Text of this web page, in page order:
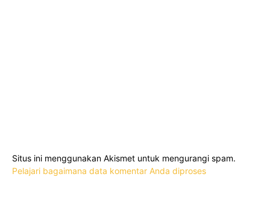
Situs ini menggunakan Akismet untuk mengurangi spam.
Pelajari bagaimana data komentar Anda diproses